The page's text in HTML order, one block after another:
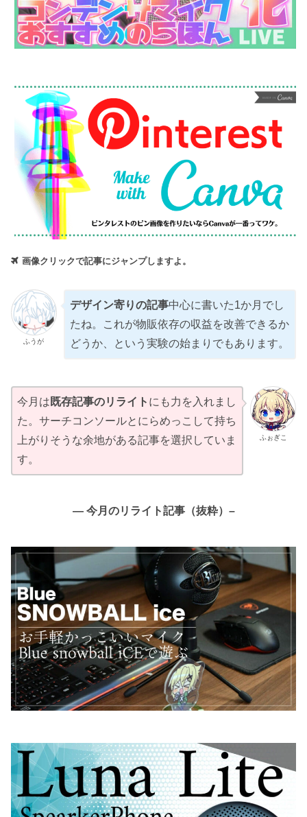
画像クリックで記事にジャンプしますよ。
ふうが
デザイン寄りの記事中心に書いた1か月でし
たね。これが物販依存の収益を改善できるか
どうか、という実験の始まりでもあります。
ふぉぎこ
今月は 既存記事のリライト にも力を入れまし
た。サーチコンソールとにらめっこして持ち
上がりそうな余地がある記事を選択していま
す。
— 今月のリライト記事（抜粋）–